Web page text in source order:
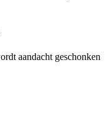
aandacht geschonken